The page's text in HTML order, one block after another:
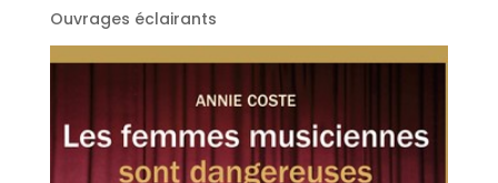
Ouvrages éclairants